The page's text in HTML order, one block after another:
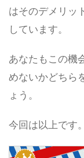
はそのデメリッ
しています。
あなたもこの機
めないかどちら
ょう。
今回は以上です。